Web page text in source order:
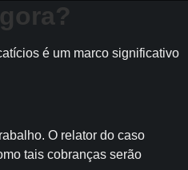
é um marco significativo
O relator do caso
tais cobranças serão